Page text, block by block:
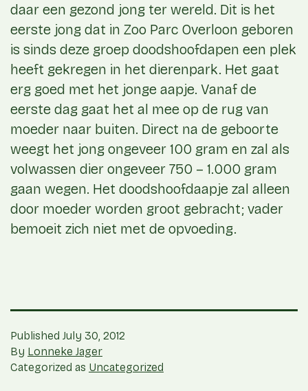
daar een gezond jong ter wereld. Dit is het
eerste jong dat in Zoo Parc Overloon geboren
is sinds deze groep doodshoofdapen een plek
heeft gekregen in het dierenpark. Het gaat
erg goed met het jonge aapje. Vanaf de
eerste dag gaat het al mee op de rug van
moeder naar buiten. Direct na de geboorte
weegt het jong ongeveer 100 gram en zal als
volwassen dier ongeveer 750 – 1.000 gram
gaan wegen. Het doodshoofdaapje zal alleen
door moeder worden groot gebracht; vader
bemoeit zich niet met de opvoeding.
Published July 30, 2012
By Lonneke Jager
Categorized as Uncategorized